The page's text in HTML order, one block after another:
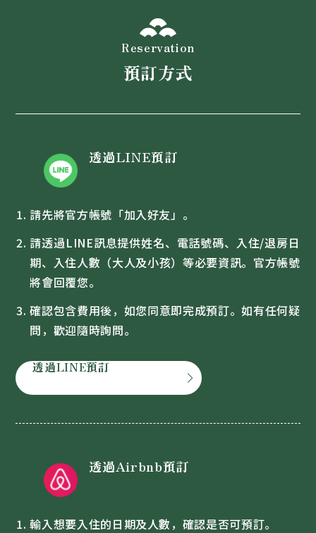
Reservation
預訂方式
透過LINE預訂
請先將官方帳號「加入好友」。
請透過LINE訊息提供姓名、電話號碼、入住/退房日
期、入住人數（大人及小孩）等必要資訊。官方帳號
將會回覆您。
確認包含費用後，如您同意即完成預訂。如有任何疑
問，歡迎隨時詢問。
透過LINE預訂 chevron_forward
透過Airbnb預訂
輸入想要入住的日期及人數，確認是否可預訂。